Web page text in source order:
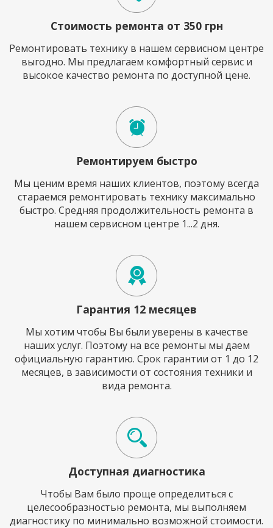
Стоимость ремонта от 350 грн
Ремонтировать технику в нашем сервисном центре
выгодно. Мы предлагаем комфортный сервис и
высокое качество ремонта по доступной цене.
Ремонтируем быстро
Мы ценим время наших клиентов, поэтому всегда
стараемся ремонтировать технику максимально
быстро. Средняя продолжительность ремонта в
нашем сервисном центре 1...2 дня.
Гарантия 12 месяцев
Мы хотим чтобы Вы были уверены в качестве
наших услуг. Поэтому на все ремонты мы даем
официальную гарантию. Срок гарантии от 1 до 12
месяцев, в зависимости от состояния техники и
вида ремонта.
Доступная диагностика
Чтобы Вам было проще определиться с
целесообразностью ремонта, мы выполняем
диагностику по минимально возможной стоимости.